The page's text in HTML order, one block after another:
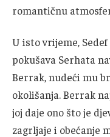
romantičnu
U isto vrijeme,
pokušava Serhata
Berrak, nudeći mu
okolišanja. Berrak
joj daje ono što je
zagrljaje i obećanje